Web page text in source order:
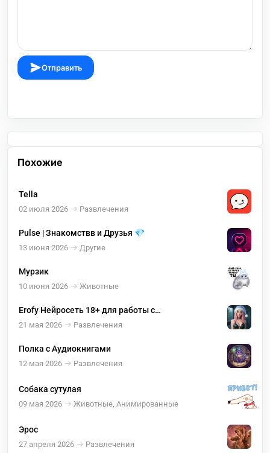
Отправить
Похожие
Tella
02 июля 2026 Развлечения
Pulse | Знакомствв и Друзья 💎
13 июня 2026 Другие
Мурзик
10 июня 2026 Животные
Erofy Нейросеть 18+ для работы с
изображениями ( оживление, раздевание )
21 мая 2026 Развлечения
Полка с Аудиокнигами
12 мая 2026 Развлечения
Собака сутулая
09 мая 2026 Животные, Анимированные
Эрос
27 апреля 2026 Развлечения